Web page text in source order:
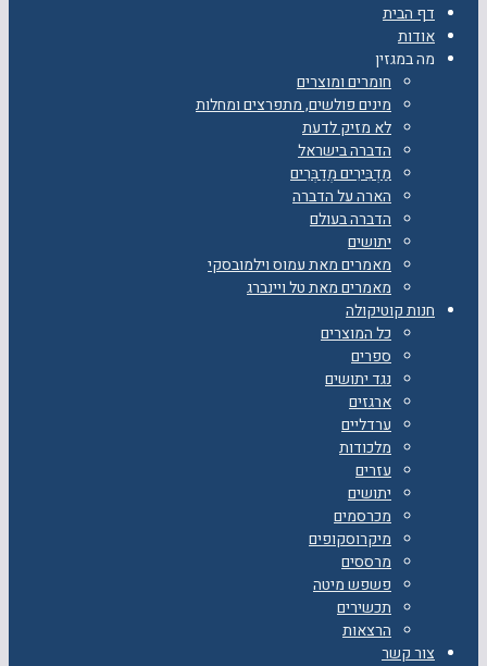
דף הבית
אודות
מה במגזין
חומרים ומוצרים
מינים פולשים, מתפרצים ומחלות
לא מזיק לדעת
הדברה בישראל
מַדְבִּירִים מְדַבְּרִים
הארה על הדברה
הדברה בעולם
יתושים
מאמרים מאת עמוס וילמובסקי
מאמרים מאת טל ויינברג
חנות קוטיקולה
כל המוצרים
ספרים
נגד יתושים
ארגזים
ערדליים
מלכודות
עזרים
יתושים
מכרסמים
מיקרוסקופים
מרססים
פשפש מיטה
תכשירים
הרצאות
צור קשר